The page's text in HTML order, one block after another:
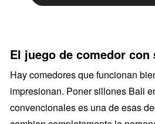
El juego de comedor
Hay comedores que funcionan
impresionan. Poner sillones Bali
convencionales es una de esas